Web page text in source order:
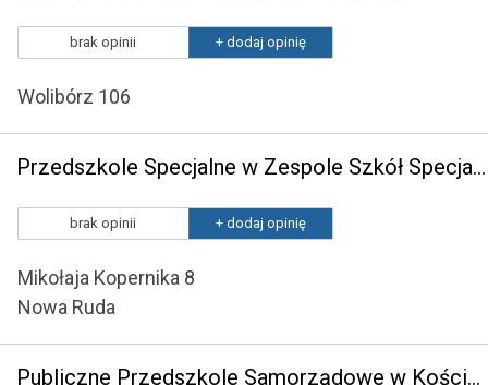
brak opinii + dodaj opinię
Wolibórz 106
Przedszkole Specjalne w Zespole Szkół Specjalnych w Nowej Rudzie
brak opinii + dodaj opinię
Mikołaja Kopernika 8
Nowa Ruda
Publiczne Przedszkole Samorządowe w Kościelcu